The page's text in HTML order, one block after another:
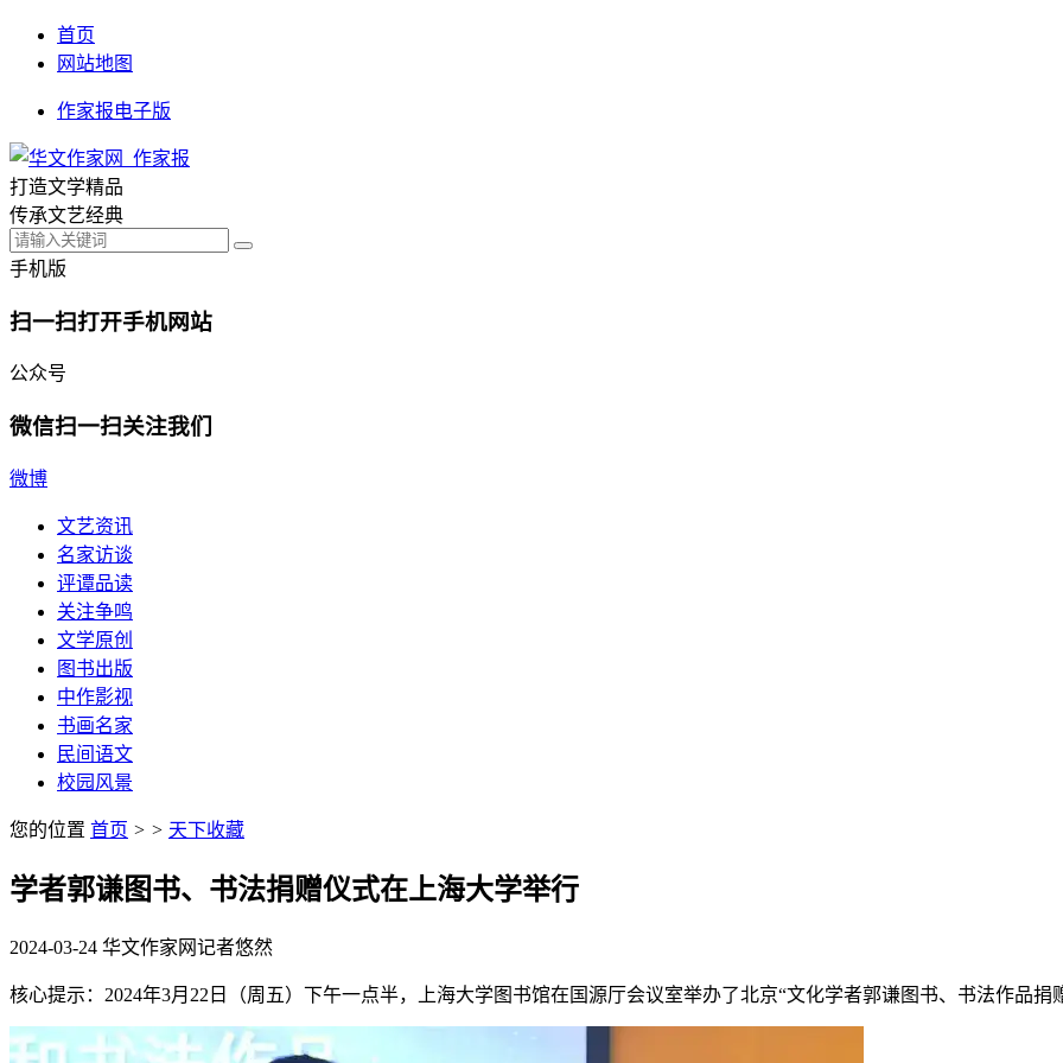
首页
网站地图
作家报电子版
打造文学精品
传承文艺经典
手机版
扫一扫打开手机网站
公众号
微信扫一扫关注我们
微博
文艺资讯
名家访谈
评谭品读
关注争鸣
文学原创
图书出版
中作影视
书画名家
民间语文
校园风景
您的位置 首页 > > 天下收藏
学者郭谦图书、书法捐赠仪式在上海大学举行
2024-03-24 华文作家网记者悠然
核心提示：2024年3月22日（周五）下午一点半，上海大学图书馆在国源厅会议室举办了北京“文化学者郭谦图书、书法作品捐